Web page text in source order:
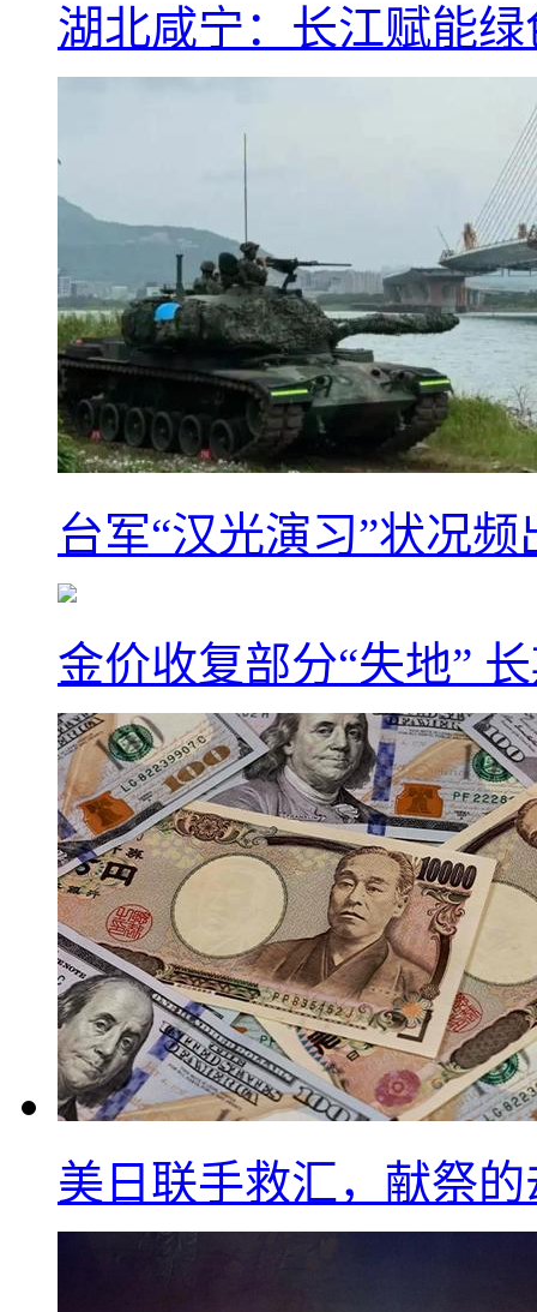
湖北咸宁：长江赋能
台军“汉光演习”状况
金价收复部分“失地”
美日联手救汇，献祭